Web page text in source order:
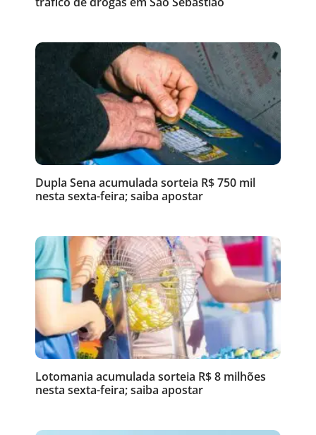
Dupla Sena acumulada sorteia R$ 750 mil
nesta sexta-feira; saiba apostar
Lotomania acumulada sorteia R$ 8 milhões
nesta sexta-feira; saiba apostar